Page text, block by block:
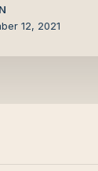
12, 2021